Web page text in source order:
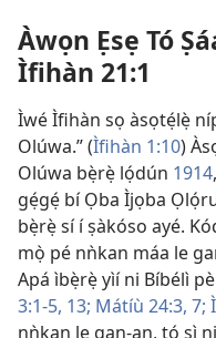
Àwọn Ẹsẹ Tó
Ìfihàn 21:1
Ìwé Ìfihàn sọ àsọtẹ́lẹ̀
Olúwa.” (Ìfihàn 1:10)
Olúwa bẹ̀rẹ̀ lọ́dún 1914
gẹ́gẹ́ bí Ọba Ìjọba
bẹ̀rẹ̀ sí í ṣàkóso ayé.
mọ̀ pé nǹkan máa le
Apá ìbẹ̀rẹ̀ yìí ni Bíbélì
3:1-5, 13; Mátíù 24:3, 7;
nǹkan le gan-an, tó sì